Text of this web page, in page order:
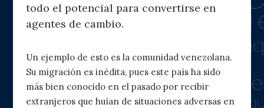
todo el potencial para convertirse en
agentes de cambio.
Un ejemplo de esto es la comunidad venezolana.
Su migración es inédita, pues este país ha sido
más bien conocido en el pasado por recibir
extranjeros que huían de situaciones adversas en